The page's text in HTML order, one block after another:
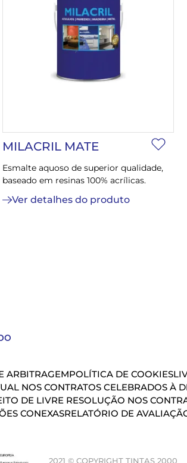
MILACRIL MATE
Esmalte aquoso de superior qualidade,
baseado em resinas 100% acrílicas.
Ver detalhes do produto
ARBITRAGEMPOLÍTICA DE COOKIES
NOS CONTRATOS CELEBRADOS À
DE LIVRE RESOLUÇÃO NOS
CONEXASRELATÓRIO DE
2021 © COPYRIGHT TINTAS 2000